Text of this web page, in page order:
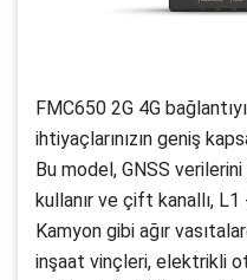
FMC650 2G 4G
ihtiyaçlarınızın geniş
Bu model, GNSS
kullanır ve çift kanallı,
Kamyon gibi ağır
inşaat vinçleri, elektrikli